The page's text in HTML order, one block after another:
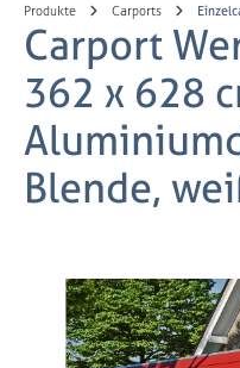
Produkte Carports
Carport
362 x 628
Blende,
Bildergalerie überspringen